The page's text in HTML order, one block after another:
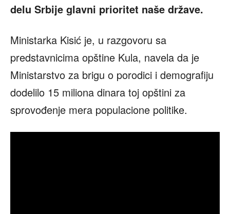
delu Srbije glavni prioritet naše države.
Ministarka Kisić je, u razgovoru sa
predstavnicima opštine Kula, navela da je
Ministarstvo za brigu o porodici i demografiju
dodelilo 15 miliona dinara toj opštini za
sprovođenje mera populacione politike.